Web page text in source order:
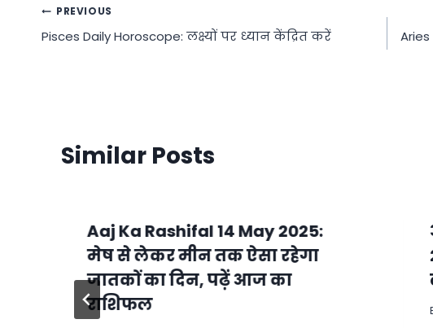
Post
navigation
PREVIOUS
Pisces Daily Horoscope: लक्ष्यों पर ध्यान केंद्रित करें
Similar Posts
Aaj Ka Rashifal 14 May 2025:
मेष से लेकर मीन तक ऐसा रहेगा
जातकों का दिन, पढ़ें आज का
राशिफल